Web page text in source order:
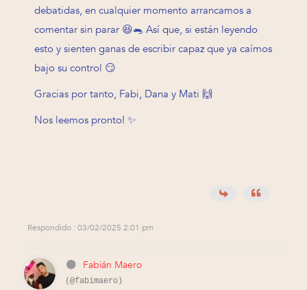
debatidas, en cualquier momento arrancamos a
comentar sin parar 😆🐀 Así que, si están leyendo
esto y sienten ganas de escribir capaz que ya caímos
bajo su control 😏
Gracias por tanto, Fabi, Dana y Mati 🙌
Nos leemos pronto! ✨
Respondido : 03/02/2025 2:01 pm
Fabián Maero
(@fabimaero)